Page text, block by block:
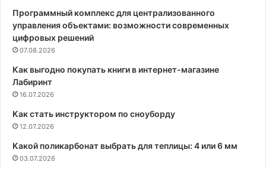
Программный комплекс для централизованного
управления объектами: возможности современных
цифровых решений
07.08.2026
Как выгодно покупать книги в интернет-магазине
Лабиринт
16.07.2026
Как стать инструктором по сноуборду
12.07.2026
Какой поликарбонат выбрать для теплицы: 4 или 6 мм
03.07.2026